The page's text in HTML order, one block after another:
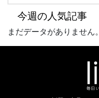
Knife(
ィー
ーナ
今週の人気記事
まだデータがありません。